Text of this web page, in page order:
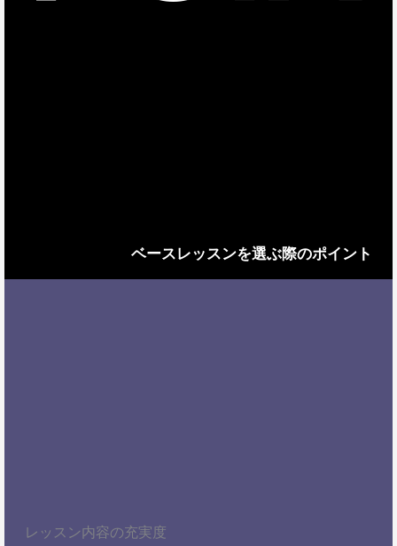
ベースレッスンを選ぶ際のポイント
レッスン内容の充実度